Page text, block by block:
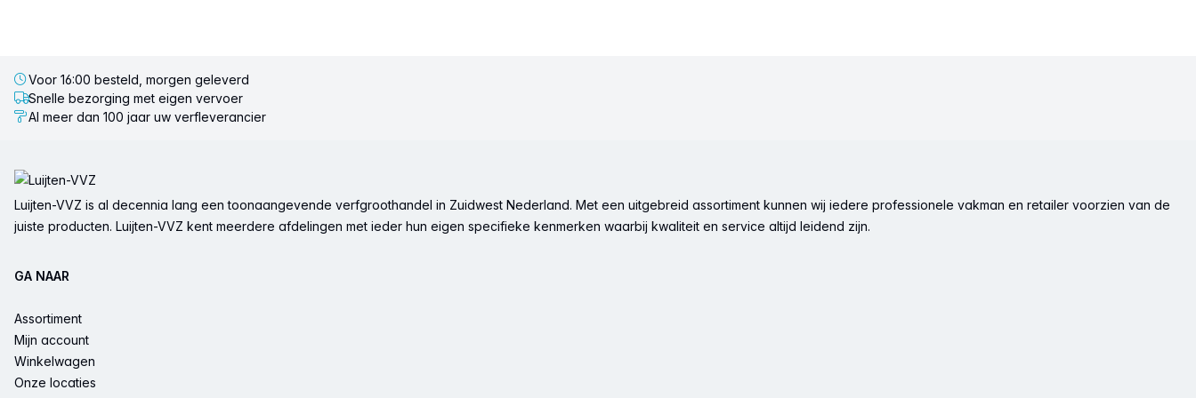
Voor 16:00 besteld, morgen geleverd
Snelle bezorging met eigen vervoer
Al meer dan 100 jaar uw verfleverancier
Luijten-VVZ is al decennia lang een toonaangevende verfgroothandel in Zuidwest Nederland. Met een uitgebreid assortiment kunnen wij iedere professionele vakman en retailer voorzien van de
juiste producten. Luijten-VVZ kent meerdere afdelingen met ieder hun eigen specifieke kenmerken waarbij kwaliteit en service altijd leidend zijn.
GA NAAR
Assortiment
Mijn account
Winkelwagen
Onze locaties